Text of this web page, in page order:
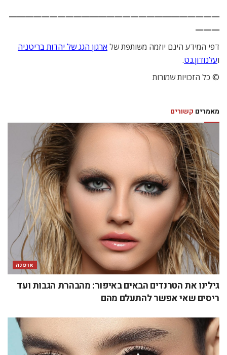
——————————————————————————
———
דפי המידע הינם יוזמה משותפת של ארגון הגג של יהדות בריטניה
ועלנודון.נט.
© כל הזכויות שמורות
מאמרים קשורים
אופנה
גילינו את הטרנדים הבאים באיפור: מהבהרת הגבות ועד
ריסים שאי אפשר להתעלם מהם